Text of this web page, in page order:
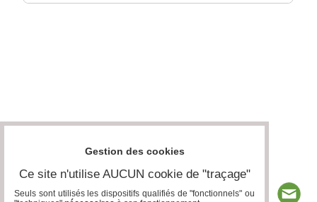
Gestion des cookies
Ce site n'utilise AUCUN cookie de "traçage"
Seuls sont utilisés les dispositifs qualifiés de "fonctionnels" ou